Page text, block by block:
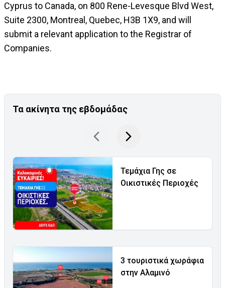
Cyprus to Canada, on 800 Rene-Levesque Blvd West,
Suite 2300, Montreal, Quebec, H3B 1X9, and will
submit a relevant application to the Registrar of
Companies.
Τα ακίνητα της εβδομάδας
Τεμάχια Γης σε
Οικιστικές Περιοχές
3 τουριστικά χωράφια
στην Αλαμινό